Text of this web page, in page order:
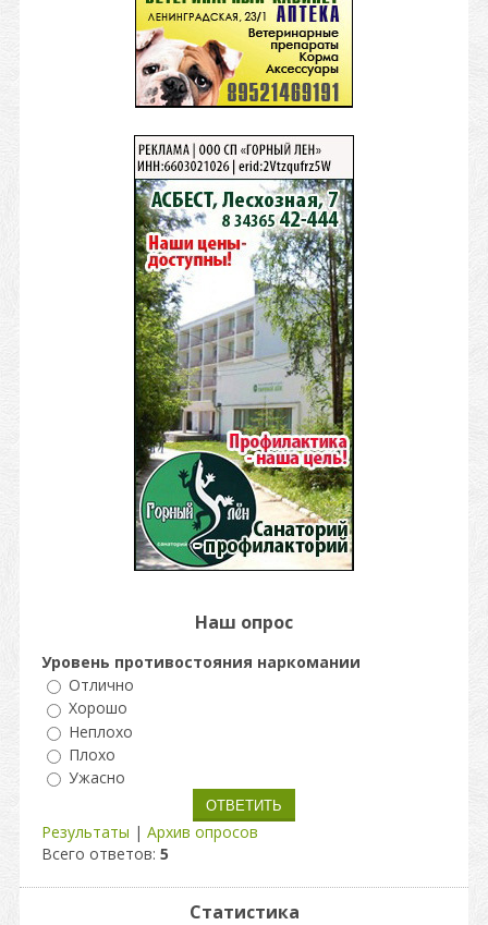
Наш опрос
Уровень противостояния наркомании
Отлично
Хорошо
Неплохо
Плохо
Ужасно
Результаты | Архив опросов
Всего ответов: 5
Статистика